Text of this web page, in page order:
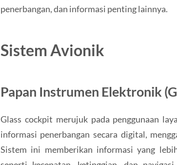
penerbangan, dan informasi penting lainnya.
Sistem Avionik
Papan Instrumen Elektronik
Glass cockpit merujuk pada penggunaan
informasi penerbangan secara digital,
Sistem ini memberikan informasi yang